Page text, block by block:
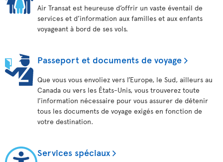
Air Transat est heureuse d’offrir un vaste éventail de
services et d’information aux familles et aux enfants
voyageant à bord de ses vols.
Passeport et documents de voyage
Que vous vous envoliez vers l’Europe, le Sud, ailleurs au
Canada ou vers les États-Unis, vous trouverez toute
l’information nécessaire pour vous assurer de détenir
tous les documents de voyage exigés en fonction de
votre destination.
Services spéciaux